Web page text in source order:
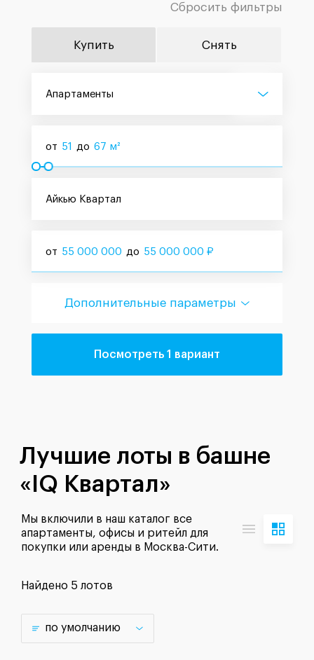
Сбросить фильтры
Купить Снять
Апартаменты
от 51 до 67 м²
Айкью Квартал
от 55 000 000 до 55 000 000 ₽
Дополнительные параметры
Посмотреть 1 вариант
Лучшие лоты в башне
«IQ Квартал»
Мы включили в наш каталог все
апартаменты, офисы и ритейл для
покупки или аренды в Москва-Сити.
Найдено 5 лотов
по умолчанию